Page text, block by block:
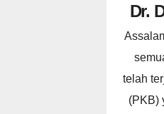
Dr.
telah
(PKB)